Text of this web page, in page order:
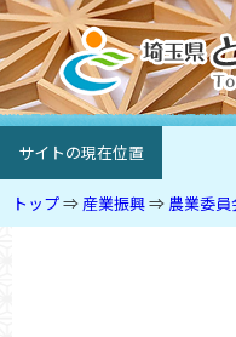
サイトの現在位置
トップ⇒ 産業振興⇒ 農業委員